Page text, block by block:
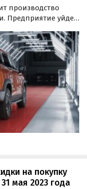
производство
Предприятие уйдет
на покупку
мая 2023 года